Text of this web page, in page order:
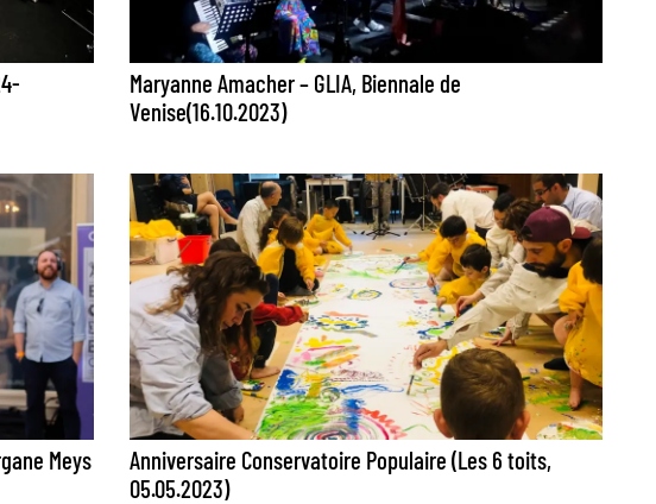
Maryanne Amacher – GLIA, Biennale de
Venise(16.10.2023)
Meys
Anniversaire Conservatoire Populaire (Les 6 toits,
05.05.2023)